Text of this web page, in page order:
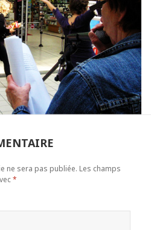
ne sera pas publiée. Les champs
*